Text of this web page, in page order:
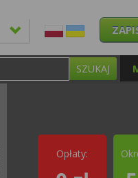
SZUKAJ
Opłaty: